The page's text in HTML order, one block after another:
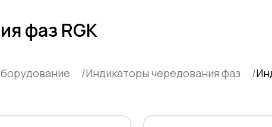
фаз RGK
Индикаторы чередования фаз